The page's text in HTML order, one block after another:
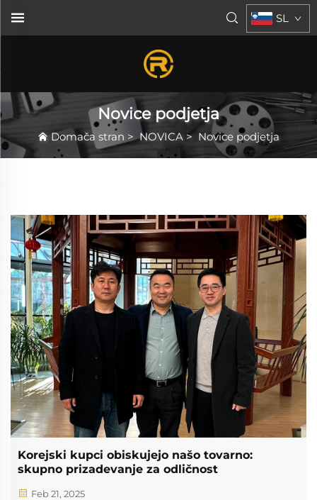
SL
Novice podjetja
Domača stran >NOVICA > Novice podjetja
Korejski kupci obiskujejo našo tovarno:
skupno prizadevanje za odličnost
Feb 21, 2025